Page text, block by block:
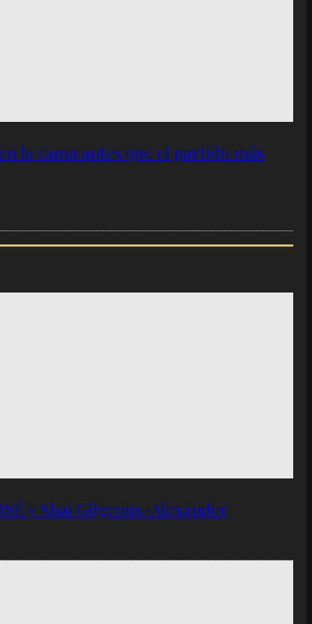
la cama antes que el partido más
y Shai Gilgeous-Alexander